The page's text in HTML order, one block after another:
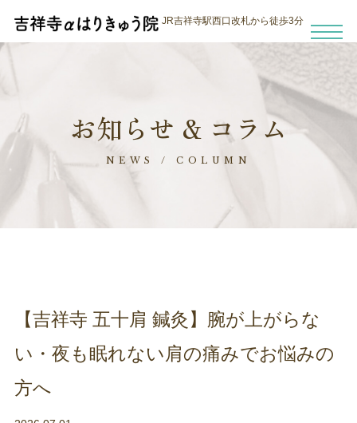
JR吉祥寺駅西口改札から徒歩3分
お知らせ & コラム
NEWS / COLUMN
【吉祥寺 五十肩 鍼灸】腕が上がらな
い・夜も眠れない肩の痛みでお悩みの
方へ